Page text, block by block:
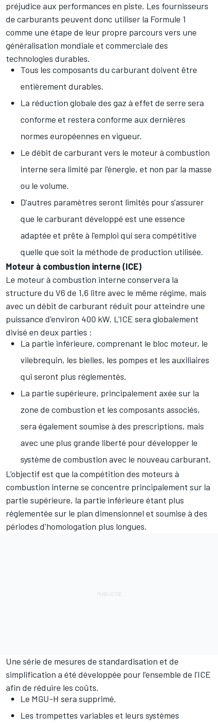
préjudice aux performances en piste. Les fournisseurs
de carburants peuvent donc utiliser la Formule 1
comme une étape de leur propre parcours vers une
généralisation mondiale et commerciale des
technologies durables.
Tous les composants du carburant doivent être
entièrement durables.
La réduction globale des gaz à effet de serre sera
conforme et restera conforme aux dernières
normes européennes en vigueur.
Le débit de carburant vers le moteur à combustion
interne sera limité par l'énergie, et non par la masse
ou le volume.
D'autres paramètres seront limités pour s'assurer
que le carburant développé est une essence
adaptée et prête à l'emploi qui sera compétitive
quelle que soit la méthode de production utilisée.
Moteur à combustion interne (ICE)
Le moteur à combustion interne conservera la
structure du V6 de 1,6 litre avec le même régime, mais
avec un débit de carburant réduit pour atteindre une
puissance d'environ 400 kW. L'ICE sera globalement
divisé en deux parties :
La partie inférieure, comprenant le bloc moteur, le
vilebrequin, les bielles, les pompes et les auxiliaires
qui seront plus réglementés.
La partie supérieure, principalement axée sur la
zone de combustion et les composants associés,
sera également soumise à des prescriptions, mais
avec une plus grande liberté pour développer le
système de combustion avec le nouveau carburant.
L'objectif est que la compétition des moteurs à
combustion interne se concentre principalement sur la
partie supérieure, la partie inférieure étant plus
réglementée sur le plan dimensionnel et soumise à des
périodes d'homologation plus longues.
Une série de mesures de standardisation et de
simplification a été développée pour l'ensemble de l'ICE
afin de réduire les coûts.
Le MGU-H sera supprimé.
Les trompettes variables et leurs systèmes